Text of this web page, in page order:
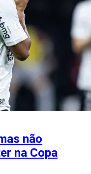
não
na Copa